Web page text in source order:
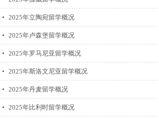
2025年立陶宛留学概况
2025年卢森堡留学概况
2025年罗马尼亚留学概况
2025年斯洛文尼亚留学概况
2025年丹麦留学概况
2025年比利时留学概况